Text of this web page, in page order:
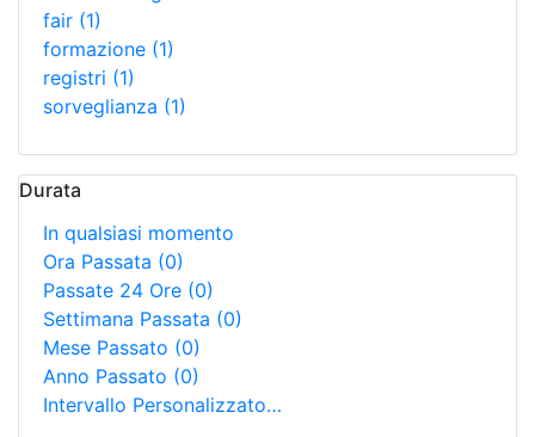
fair (1)
formazione (1)
registri (1)
sorveglianza (1)
Durata
In qualsiasi momento
Ora Passata (0)
Passate 24 Ore (0)
Settimana Passata (0)
Mese Passato (0)
Anno Passato (0)
Intervallo Personalizzato…